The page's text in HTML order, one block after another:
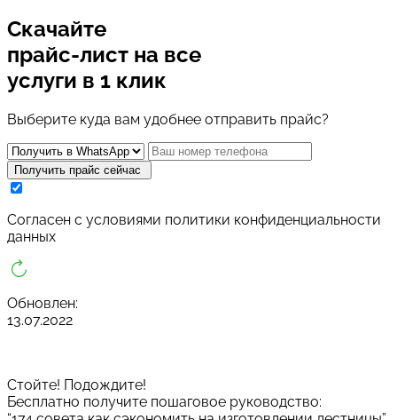
Скачайте
прайс-лист на все
услуги в 1 клик
Выберите куда вам удобнее отправить прайс?
Получить прайс сейчас
Cогласен с условиями политики конфиденциальности
данных
Обновлен:
13.07.2022
Стойте! Подождите!
Бесплатно получите пошаговое руководство: